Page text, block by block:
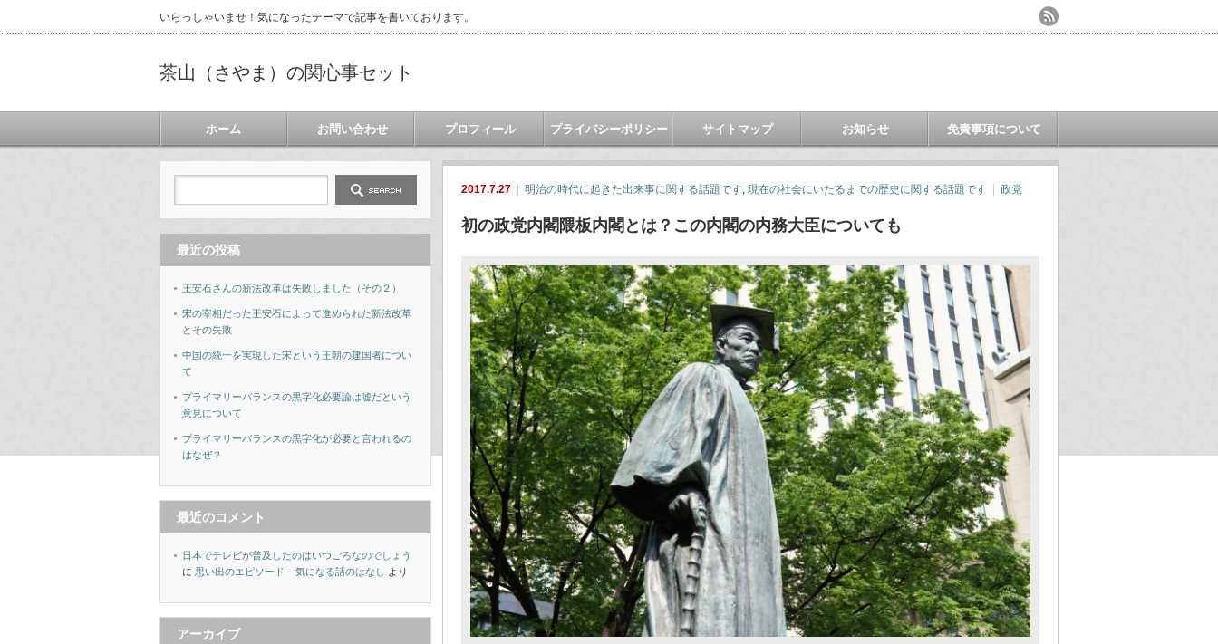
いらっしゃいませ！気になったテーマで記事を書いております。
茶山（さやま）の関心事セット
ホーム お問い合わせ プロフィール プライバシーポリシー サイトマップ お知らせ 免責事項について
2017.7.27 明治の時代に起きた出来事に関する話題です, 現在の社会にいたるまでの歴史に関する話題です 政党
初の政党内閣隈板内閣とは？この内閣の内務大臣についても
最近の投稿
王安石さんの新法改革は失敗しました（その２）
宋の宰相だった王安石によって進められた新法改革
とその失敗
中国の統一を実現した宋という王朝の建国者につい
て
プライマリーバランスの黒字化必要論は嘘だという
意見について
プライマリーバランスの黒字化が必要と言われるの
はなぜ？
最近のコメント
日本でテレビが普及したのはいつごろなのでしょう
に 思い出のエピソード – 気になる話のはなし より
アーカイブ